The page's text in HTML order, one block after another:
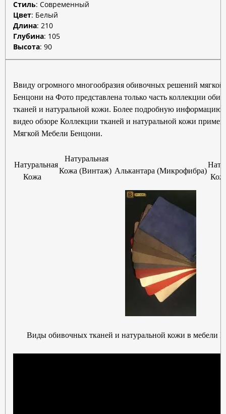
Стиль: Современный
Цвет: Белый
Длина: 210
Глубина: 105
Высота: 90
Ввиду огромного многообразия обивочных решений мягкой
Бенцони на Фото представлена только часть коллекции
тканей и натуральной кожи. Более подробную информацию
видео обзоре Коллекции тканей и натуральной кожи
Мягкой Мебели Бенцони.
Натуральная
Кожа
Натуральная
Кожа (Винтаж) Алькантара (Микрофибра)
Виды обивочных тканей и натуральной кожи в мебели